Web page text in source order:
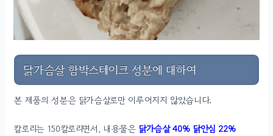
닭가슴살 함박스테이크 성분에 대하여
본 제품의 성분은 닭가슴살로만 이루어지지 않았습니다.
칼로리는 150칼로리면서, 내용물은 닭가슴살 40% 닭안심 22%